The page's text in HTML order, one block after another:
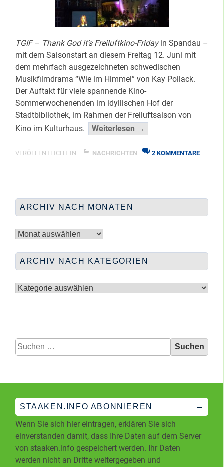
TGIF– Thank God it’s Freiluftkino-Fridayin Spandau –
mit dem Saisonstart an diesem Freitag 12. Juni mit
dem mehrfach ausgezeichneten schwedischen
Musikfilmdrama “Wie im Himmel” von Kay Pollack.
Der Auftakt für viele spannende Kino-
Sommerwochenenden im idyllischen Hof der
Stadtbibliothek, im Rahmen der Freiluftsaison von
Kino im Kulturhaus.
Weiterlesen →
Himmel”
</span
VERÖFFENTLICHT IN NACHRICHTEN 2 KOMMENTAREZU
FREIEM
ARCHIV NACH MONATEN
nach
ARCHIV NACH KATEGORIEN
nach
Suchen
nach:
STAAKEN.INFO ABONNIEREN
Wenn Sie sich hier eintragen, erklären Sie sich
einverstanden damit, dass Ihre Daten auf dem Server
von staaken.info gespeichert werden. Ihr Daten
werden nicht an Dritte weitergegeben und